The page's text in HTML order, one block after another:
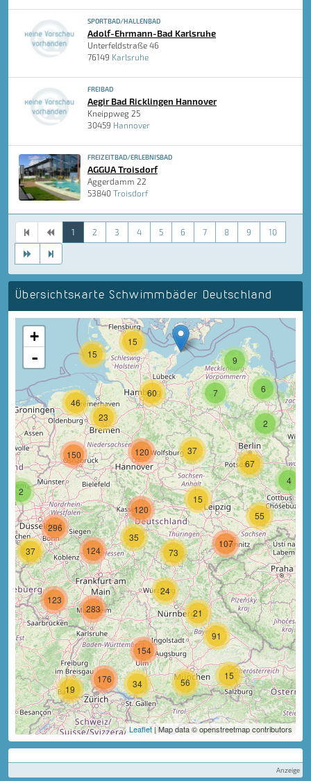
SPORTBAD/HALLENBAD
Adolf-Ehrmann-Bad Karlsruhe
Unterfeldstraße 46
76149 Karlsruhe
FREIBAD
Aegir Bad Ricklingen Hannover
Kneippweg 25
30459 Hannover
FREIZEITBAD/ERLEBNISBAD
AGGUA Troisdorf
Aggerdamm 22
53840 Troisdorf
1 2 3 4 5 6 7 8 9 10
Übersichtskarte Schwimmbäder Deutschland
4
23
46
6
7
9
35
120
2
120
37
67
21
15
73
55
107
15
15
60
37
19
176 15
34
91
56
2
150
296
24
124
123
154
283
+
-
Leaflet | Map data © openstreetmap contributors
Anzeige